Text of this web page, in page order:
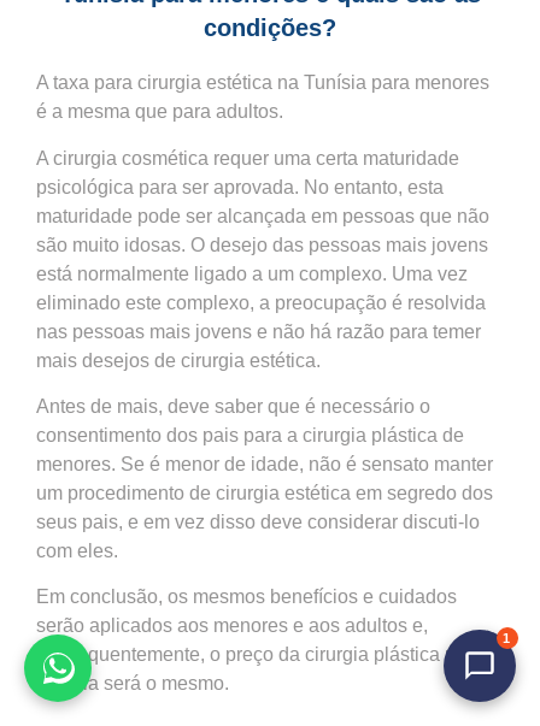
condições?
A taxa para cirurgia estética na Tunísia para menores
é a mesma que para adultos.
A cirurgia cosmética requer uma certa maturidade
psicológica para ser aprovada. No entanto, esta
maturidade pode ser alcançada em pessoas que não
são muito idosas. O desejo das pessoas mais jovens
está normalmente ligado a um complexo. Uma vez
eliminado este complexo, a preocupação é resolvida
nas pessoas mais jovens e não há razão para temer
mais desejos de cirurgia estética.
Antes de mais, deve saber que é necessário o
consentimento dos pais para a cirurgia plástica de
menores. Se é menor de idade, não é sensato manter
um procedimento de cirurgia estética em segredo dos
seus pais, e em vez disso deve considerar discuti-lo
com eles.
Em conclusão, os mesmos benefícios e cuidados
serão aplicados aos menores e aos adultos e,
subsequentemente, o preço da cirurgia plástica na
Tunísia será o mesmo.
1